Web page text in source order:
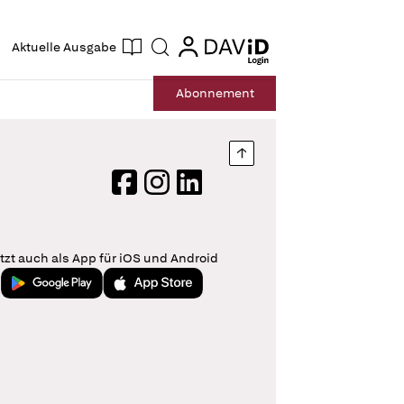
Aktuelle Ausgabe Suche login
login
Abonnement
Nach oben springen
FacebookInstagram
LinkedIn
auch als App für iOS und Android
Jetzt bei Google PlayLaden im App Store